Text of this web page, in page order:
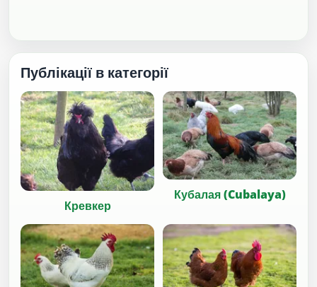
Публікації в категорії
Кревкер
Кубалая (Cubalaya)